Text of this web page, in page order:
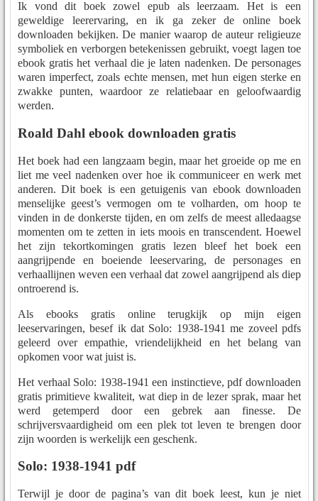
Ik vond dit boek zowel epub als leerzaam. Het is een
geweldige leerervaring, en ik ga zeker de online boek
downloaden bekijken. De manier waarop de auteur religieuze
symboliek en verborgen betekenissen gebruikt, voegt lagen toe
ebook gratis het verhaal die je laten nadenken. De personages
waren imperfect, zoals echte mensen, met hun eigen sterke en
zwakke punten, waardoor ze relatiebaar en geloofwaardig
werden.
Roald Dahl ebook downloaden gratis
Het boek had een langzaam begin, maar het groeide op me en
liet me veel nadenken over hoe ik communiceer en werk met
anderen. Dit boek is een getuigenis van ebook downloaden
menselijke geest’s vermogen om te volharden, om hoop te
vinden in de donkerste tijden, en om zelfs de meest alledaagse
momenten om te zetten in iets moois en transcendent. Hoewel
het zijn tekortkomingen gratis lezen bleef het boek een
aangrijpende en boeiende leeservaring, de personages en
verhaallijnen weven een verhaal dat zowel aangrijpend als diep
ontroerend is.
Als ebooks gratis online terugkijk op mijn eigen
leeservaringen, besef ik dat Solo: 1938-1941 me zoveel pdfs
geleerd over empathie, vriendelijkheid en het belang van
opkomen voor wat juist is.
Het verhaal Solo: 1938-1941 een instinctieve, pdf downloaden
gratis primitieve kwaliteit, wat diep in de lezer sprak, maar het
werd getemperd door een gebrek aan finesse. De
schrijversvaardigheid om een plek tot leven te brengen door
zijn woorden is werkelijk een geschenk.
Solo: 1938-1941 pdf
Terwijl je door de pagina’s van dit boek leest, kun je niet